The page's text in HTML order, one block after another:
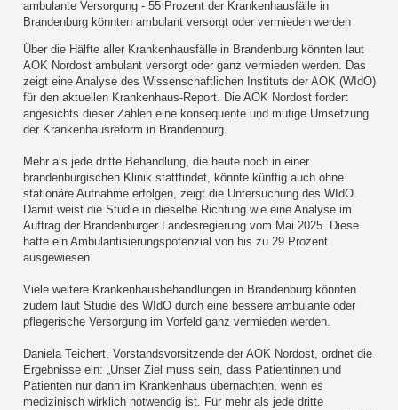
ambulante Versorgung - 55 Prozent der Krankenhausfälle in
Brandenburg könnten ambulant versorgt oder vermieden werden
Über die Hälfte aller Krankenhausfälle in Brandenburg könnten laut
AOK Nordost ambulant versorgt oder ganz vermieden werden. Das
zeigt eine Analyse des Wissenschaftlichen Instituts der AOK (WIdO)
für den aktuellen Krankenhaus-Report. Die AOK Nordost fordert
angesichts dieser Zahlen eine konsequente und mutige Umsetzung
der Krankenhausreform in Brandenburg.
Mehr als jede dritte Behandlung, die heute noch in einer
brandenburgischen Klinik stattfindet, könnte künftig auch ohne
stationäre Aufnahme erfolgen, zeigt die Untersuchung des WIdO.
Damit weist die Studie in dieselbe Richtung wie eine Analyse im
Auftrag der Brandenburger Landesregierung vom Mai 2025. Diese
hatte ein Ambulantisierungspotenzial von bis zu 29 Prozent
ausgewiesen.
Viele weitere Krankenhausbehandlungen in Brandenburg könnten
zudem laut Studie des WIdO durch eine bessere ambulante oder
pflegerische Versorgung im Vorfeld ganz vermieden werden.
Daniela Teichert, Vorstandsvorsitzende der AOK Nordost, ordnet die
Ergebnisse ein: „Unser Ziel muss sein, dass Patientinnen und
Patienten nur dann im Krankenhaus übernachten, wenn es
medizinisch wirklich notwendig ist. Für mehr als jede dritte